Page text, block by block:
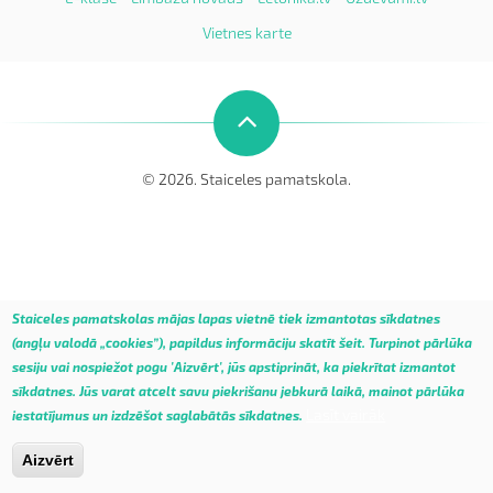
Vietnes karte
© 2026. Staiceles pamatskola.
Staiceles pamatskolas mājas lapas vietnē tiek izmantotas sīkdatnes
(angļu valodā „cookies”), papildus informāciju skatītšeit. Turpinot pārlūka
sesiju vai nospiežot pogu 'Aizvērt', jūs apstiprināt, ka piekrītat izmantot
sīkdatnes. Jūs varat atcelt savu piekrišanu jebkurā laikā, mainot pārlūka
iestatījumus un izdzēšot saglabātās sīkdatnes.
Aizvērt